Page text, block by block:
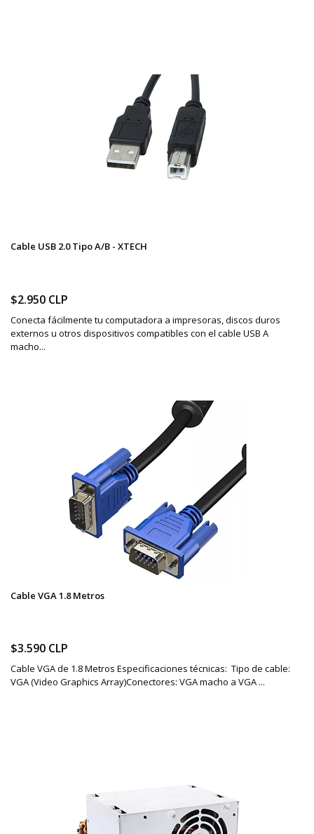
Cable USB 2.0 Tipo A/B - XTECH
$2.950 CLP
Conecta fácilmente tu computadora a impresoras, discos duros
externos u otros dispositivos compatibles con el cable USB A
macho...
Cable VGA 1.8 Metros
$3.590 CLP
Cable VGA de 1.8 Metros Especificaciones técnicas: Tipo de cable:
VGA (Video Graphics Array)Conectores: VGA macho a VGA ...